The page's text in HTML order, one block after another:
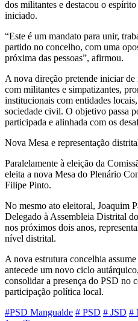
dos militantes e destacou o
iniciado.
“Este é um mandato para unir,
partido no concelho, com uma
próxima das pessoas”, afirmou.
A nova direção pretende iniciar
com militantes e simpatizantes,
institucionais com entidades
sociedade civil. O objetivo passa
participada e alinhada com os
Nova Mesa e representação
Paralelamente à eleição da
eleita a nova Mesa do Plenário
Filipe Pinto.
No mesmo ato eleitoral, Joaquim
Delegado à Assembleia Distrital
nos próximos dois anos,
nível distrital.
A nova estrutura concelhia
antecede um novo ciclo
consolidar a presença do PSD no
participação política local.
#PSD Mangualde # PSD # JSD #